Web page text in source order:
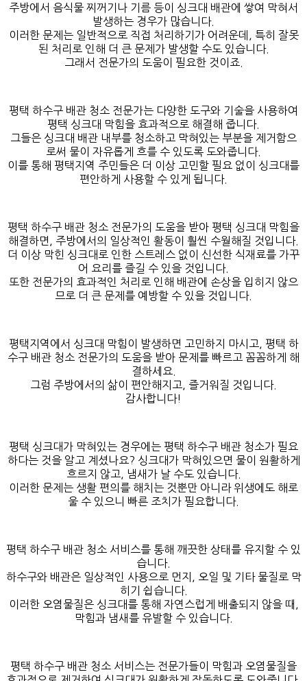
주방에서 음식물 찌꺼기나 기름 등이 싱크대 배관에 쌓여 막혀서
발생하는 경우가 많습니다.
이러한 문제는 일반적으로 직접 처리하기가 어려운데, 특히 잘못
된 처리로 인해 더 큰 문제가 발생할 수도 있습니다.
그래서 전문가의 도움이 필요한 것이죠.
평택 하수구 배관 청소 전문가는 다양한 도구와 기술을 사용하여
평택 싱크대 막힘을 효과적으로 해결해 줍니다.
그들은 싱크대 배관 내부를 청소하고 막혀있는 부분을 제거함으
로써 물이 자유롭게 흐를 수 있도록 도와줍니다.
이를 통해 평택지역 주민들은 더 이상 고민할 필요 없이 싱크대를
편안하게 사용할 수 있게 됩니다.
평택 하수구 배관 청소 전문가의 도움을 받아 평택 싱크대 막힘을
해결하면, 주방에서의 일상적인 활동이 훨씬 수월해질 것입니다.
더 이상 막힌 싱크대로 인한 스트레스 없이 신선한 식재료를 가꾸
어 요리를 즐길 수 있을 것입니다.
또한 전문가의 효과적인 처리로 인해 배관에 손상을 입히지 않으
므로 더 큰 문제를 예방할 수 있을 것입니다.
평택지역에서 싱크대 막힘이 발생하면 고민하지 마시고, 평택 하
수구 배관 청소 전문가의 도움을 받아 문제를 빠르고 꼼꼼하게 해
결하세요.
그럼 주방에서의 삶이 편안해지고, 즐거워질 것입니다.
감사합니다!
평택 싱크대가 막혀있는 경우에는 평택 하수구 배관 청소가 필요
하다는 것을 알고 계셨나요? 싱크대가 막혀있으면 물이 원활하게
흐르지 않고, 냄새가 날 수도 있습니다.
이러한 문제는 생활 편의를 해치는 것뿐만 아니라 위생에도 해로
울 수 있으니 빠른 조치가 필요합니다.
평택 하수구 배관 청소 서비스를 통해 깨끗한 상태를 유지할 수 있
습니다.
하수구와 배관은 일상적인 사용으로 먼지, 오일 및 기타 물질로 막
히기 쉽습니다.
이러한 오염물질은 싱크대를 통해 자연스럽게 배출되지 않을 때,
막힘과 냄새를 유발할 수 있습니다.
평택 하수구 배관 청소 서비스는 전문가들이 막힘과 오염물질을